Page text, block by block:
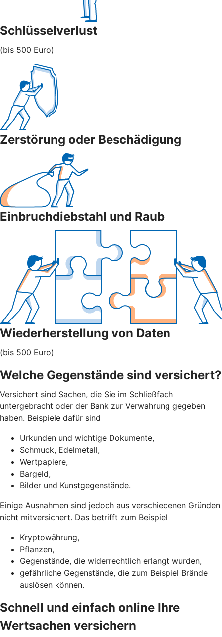
Schlüsselverlust
(bis 500 Euro)
Zerstörung oder Beschädigung
Einbruchdiebstahl und Raub
Wiederherstellung von Daten
(bis 500 Euro)
Welche Gegenstände sind versichert?
Versichert sind Sachen, die Sie im Schließfach
untergebracht oder der Bank zur Verwahrung gegeben
haben. Beispiele dafür sind
Urkunden und wichtige Dokumente,
Schmuck, Edelmetall,
Wertpapiere,
Bargeld,
Bilder und Kunstgegenstände.
Einige Ausnahmen sind jedoch aus verschiedenen Gründen
nicht mitversichert. Das betrifft zum Beispiel
Kryptowährung,
Pflanzen,
Gegenstände, die widerrechtlich erlangt wurden,
gefährliche Gegenstände, die zum Beispiel Brände
auslösen können.
Schnell und einfach online Ihre
Wertsachen versichern